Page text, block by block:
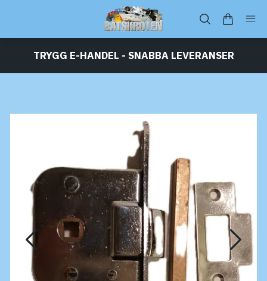
TRYGG E-HANDEL - SNABBA LEVERANSER